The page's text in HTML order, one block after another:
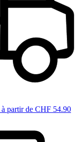
à partir de CHF 54.90